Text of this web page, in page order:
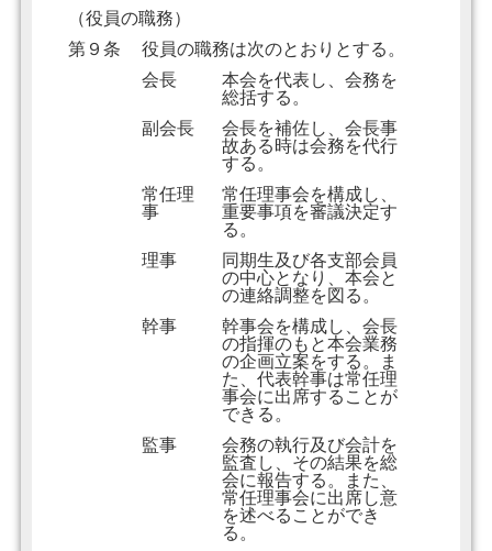
（役員の職務）
第９条
役員の職務は次のとおりとする。
会長
本会を代表し、会務を
総括する。
副会長
会長を補佐し、会長事
故ある時は会務を代行
する。
常任理
事
常任理事会を構成し、
重要事項を審議決定す
る。
理事
同期生及び各支部会員
の中心となり、本会と
の連絡調整を図る。
幹事
幹事会を構成し、会長
の指揮のもと本会業務
の企画立案をする。ま
た、代表幹事は常任理
事会に出席することが
できる。
監事
会務の執行及び会計を
監査し、その結果を総
会に報告する。また、
常任理事会に出席し意
を述べることができ
る。